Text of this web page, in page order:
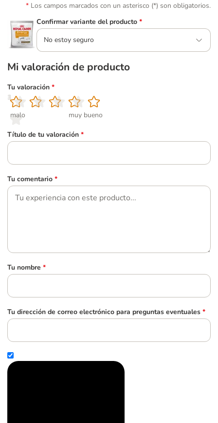
Los campos marcados con un asterisco (*) son obligatorios.
Confirmar variante del producto *
No estoy seguro
Mi valoración de producto
Tu valoración *
1
malo
2
3
4
5
muy bueno
Título de tu valoración *
Tu comentario *
Tu nombre *
Tu dirección de correo electrónico para preguntas eventuales *